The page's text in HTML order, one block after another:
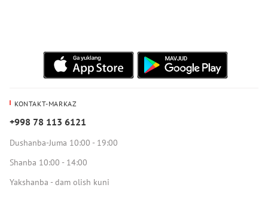
KONTAKT-MARKAZ
+998 78 113 6121
Dushanba-Juma 10:00 - 19:00
Shanba 10:00 - 14:00
Yakshanba - dam olish kuni